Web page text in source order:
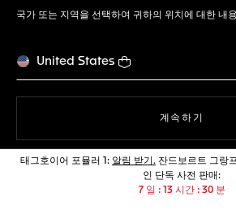
국가 또는 지역을 선택하여 귀하의 위치에 대한 내
United States
웹사이트에서
계속하기
태그호이어 포뮬러 1: 알림 받기. 잔드보르트 그랑
인 단독 사전 판매:
7 일 13 시간 30 분